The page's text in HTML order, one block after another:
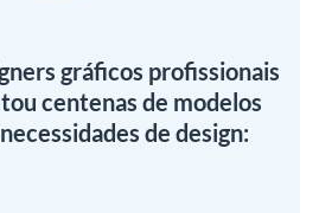
gráficos profissionais
centenas de modelos
de design: